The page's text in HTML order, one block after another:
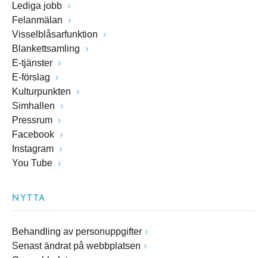
Lediga jobb
Felanmälan
Visselblåsarfunktion
Blankettsamling
E-tjänster
E-förslag
Kulturpunkten
Simhallen
Pressrum
Facebook
Instagram
You Tube
NYTTA
Behandling av personuppgifter
Senast ändrat på webbplatsen